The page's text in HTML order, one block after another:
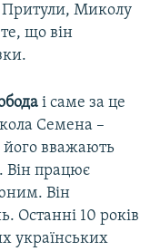
Миколу
що він
і саме за це
Семена –
його вважають
Він працює
Він
Останні 10 років
українських